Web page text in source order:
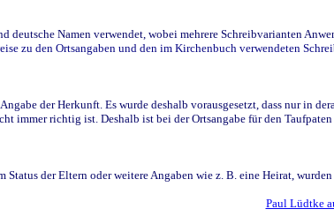
Namen verwendet, wobei mehrere Schreibvarianten
zu den Ortsangaben und den im Kirchenbuch verwendeten
der Herkunft. Es wurde deshalb vorausgesetzt, dass nur in
immer richtig ist. Deshalb ist bei der Ortsangabe für den
der Eltern oder weitere Angaben wie z. B. eine Heirat, wurden
Paul Lüdtke